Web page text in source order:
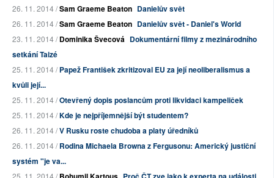
26. 11. 2014 /Sam Graeme Beaton Danielův svět
26. 11. 2014 /Sam Graeme Beaton Danielův svět - Daniel's World
23. 11. 2014 /Dominika Švecová Dokumentární filmy z mezinárodního
setkání Taizé
25. 11. 2014 /Papež František zkritizoval EU za její neoliberalismus a
kvůli její...
25. 11. 2014 /Otevřený dopis poslancům proti likvidaci kampeliček
25. 11. 2014 /Kde je nejpříjemnější být studentem?
26. 11. 2014 /V Rusku roste chudoba a platy úředníků
26. 11. 2014 /Rodina Michaela Browna z Fergusonu: Americký justiční
systém "je va...